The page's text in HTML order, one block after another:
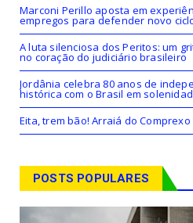
Marconi Perillo aposta em
empregos para defender novo
A luta silenciosa dos Peritos: um
no coração do judiciário brasileiro
Jordânia celebra 80 anos de
histórica com o Brasil em
Eita, trem bão! Arraiá do Comprexo
POSTS POPULARES